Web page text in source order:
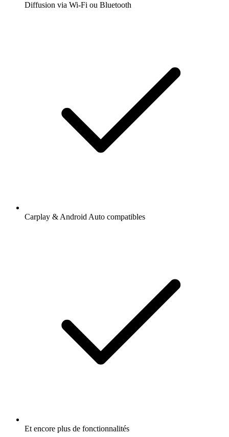
Diffusion via Wi-Fi ou Bluetooth
Carplay & Android Auto compatibles
Et encore plus de fonctionnalités